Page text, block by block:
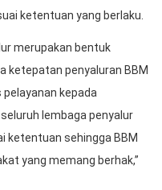
ketentuan yang berlaku.
merupakan bentuk
ketepatan penyaluran BBM
kepada
lembaga penyalur
ketentuan sehingga BBM
yang memang berhak,”